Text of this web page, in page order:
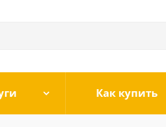
Как купить